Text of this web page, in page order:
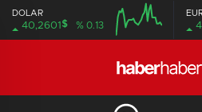
DOLAR
40,2601 $ % 0.13